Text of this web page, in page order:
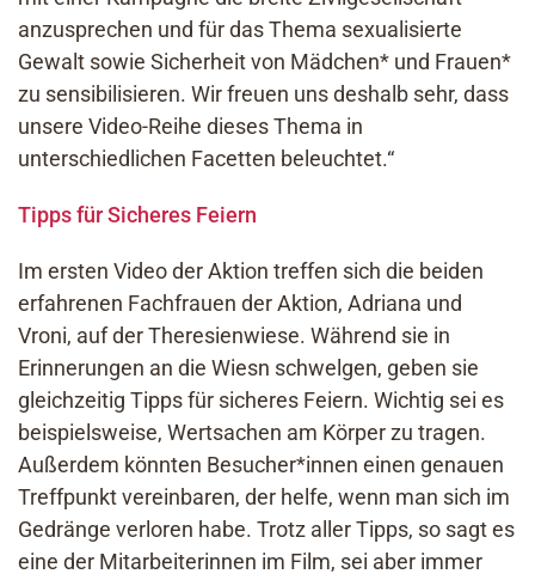
anzusprechen und für das Thema sexualisierte
Gewalt sowie Sicherheit von Mädchen* und Frauen*
zu sensibilisieren. Wir freuen uns deshalb sehr, dass
unsere Video-Reihe dieses Thema in
unterschiedlichen Facetten beleuchtet.“
Tipps für Sicheres Feiern
Im ersten Video der Aktion treffen sich die beiden
erfahrenen Fachfrauen der Aktion, Adriana und
Vroni, auf der Theresienwiese. Während sie in
Erinnerungen an die Wiesn schwelgen, geben sie
gleichzeitig Tipps für sicheres Feiern. Wichtig sei es
beispielsweise, Wertsachen am Körper zu tragen.
Außerdem könnten Besucher*innen einen genauen
Treffpunkt vereinbaren, der helfe, wenn man sich im
Gedränge verloren habe. Trotz aller Tipps, so sagt es
eine der Mitarbeiterinnen im Film, sei aber immer